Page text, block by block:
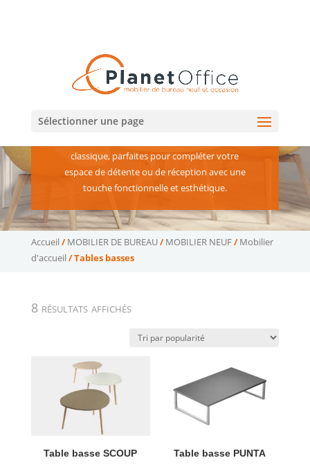
Sélectionner une page
Tables basses
classique, parfaites pour compléter votre
espace de détente ou de réception avec une
touche fonctionnelle et esthétique.
Accueil /MOBILIER DE BUREAU/MOBILIER NEUF/Mobilier
d'accueil / Tables basses
8 résultats affichésTrié
popularité
Table basse SCOUP Table basse PUNTA